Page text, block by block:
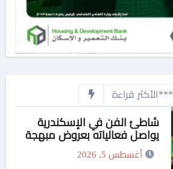
***الأكثر قراءة
شاطئ الفن في الإسكندرية
يواصل فعالياته بعروض مبهجة
لفرقة الفنون الشعبية
أغسطس 5, 2026